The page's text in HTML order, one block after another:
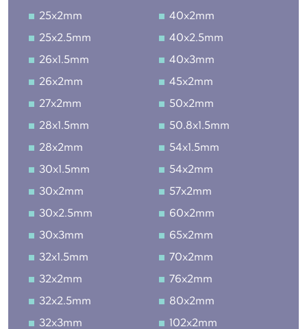
25x2mm
25x2.5mm
26x1.5mm
26x2mm
27x2mm
28x1.5mm
28x2mm
30x1.5mm
30x2mm
30x2.5mm
30x3mm
32x1.5mm
32x2mm
32x2.5mm
32x3mm
40x2mm
40x2.5mm
40x3mm
45x2mm
50x2mm
50.8x1.5mm
54x1.5mm
54x2mm
57x2mm
60x2mm
65x2mm
70x2mm
76x2mm
80x2mm
102x2mm